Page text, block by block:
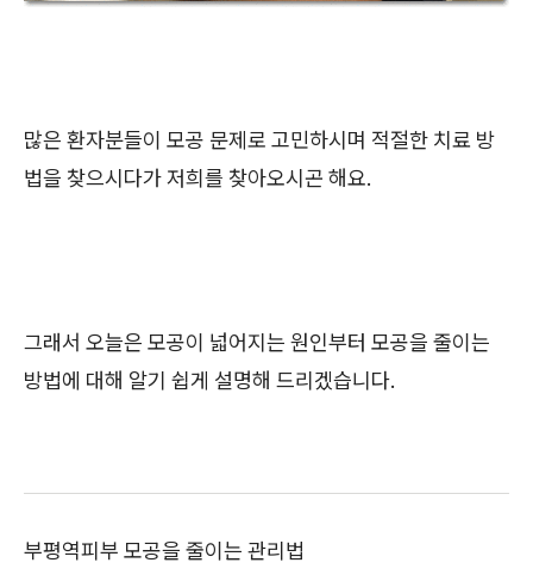
많은 환자분들이 모공 문제로 고민하시며 적절한 치료 방
법을 찾으시다가 저희를 찾아오시곤 해요.
그래서 오늘은 모공이 넓어지는 원인부터 모공을 줄이는
방법에 대해 알기 쉽게 설명해 드리겠습니다.
부평역피부 모공을 줄이는 관리법